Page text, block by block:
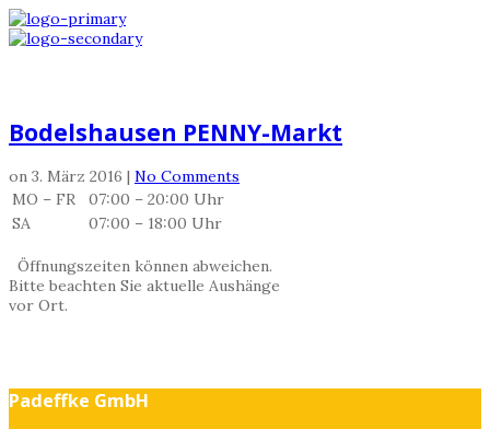
Bodelshausen PENNY-Markt
on 3. März 2016 | No Comments
MO – FR
07:00 – 20:00 Uhr
SA
07:00 – 18:00 Uhr
Öffnungszeiten können abweichen.
Bitte beachten Sie aktuelle Aushänge
vor Ort.
Padeffke GmbH